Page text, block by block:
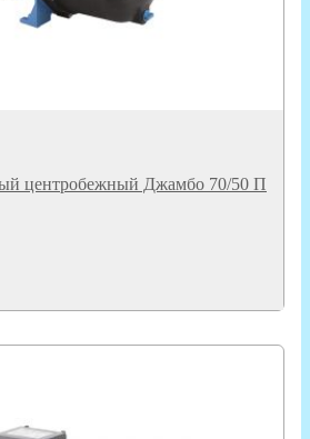
центробежный Джамбо 70/50 П